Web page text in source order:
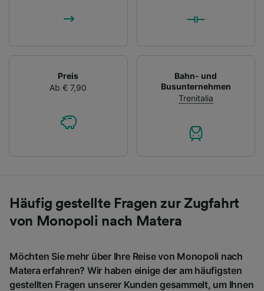
Preis
Ab € 7,90
Bahn- und
Busunternehmen
Trenitalia
Häufig gestellte Fragen zur Zugfahrt
von Monopoli nach Matera
Möchten Sie mehr über Ihre Reise von Monopoli nach
Matera erfahren? Wir haben einige der am häufigsten
gestellten Fragen unserer Kunden gesammelt, um Ihnen